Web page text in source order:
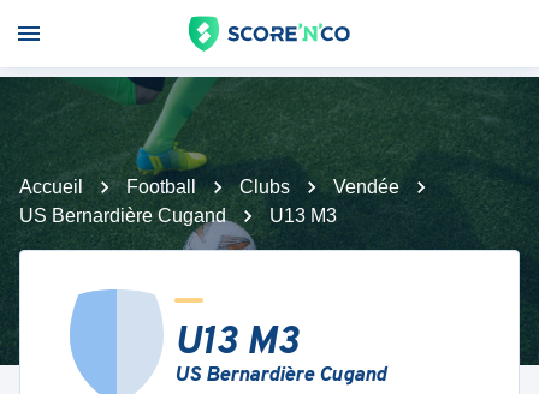
Accueil Football Clubs
Vendée
US Bernardière Cugand
U13 M3
U13 M3
US Bernardière Cugand